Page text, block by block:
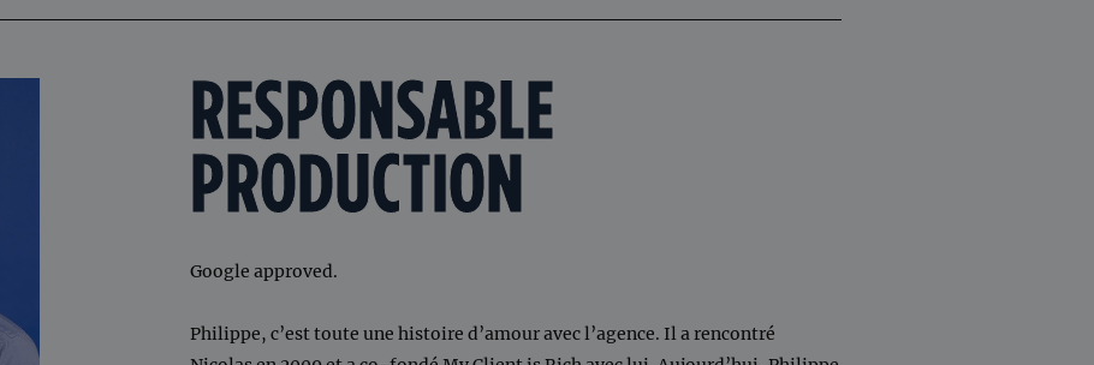
RESPONSABLE
PRODUCTION
Google approved.
Philippe, c’est toute une histoire d’amour avec l’agence. Il a rencontré